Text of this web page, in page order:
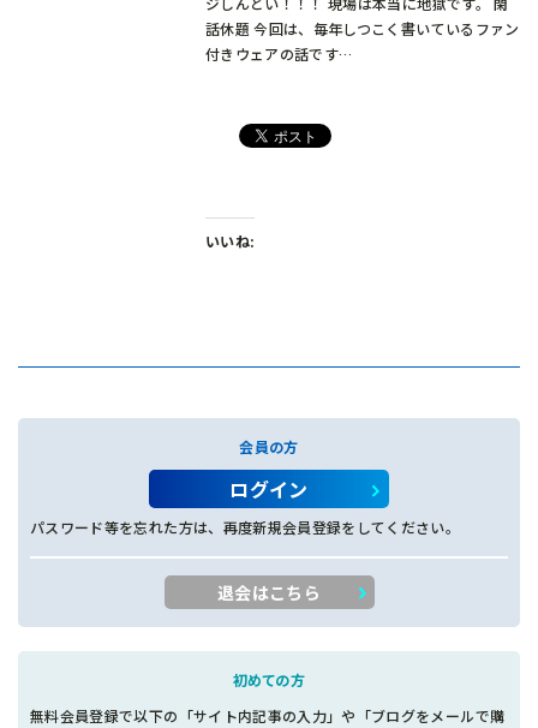
話休題 今回は、毎年しつこく書いているファン
付きウェアの話です…
いいね:
会員の方
ログイン
パスワード等を忘れた方は、再度新規会員登録をしてください。
退会はこちら
初めての方
無料会員登録で以下の「サイト内記事の入力」や「ブログをメールで購